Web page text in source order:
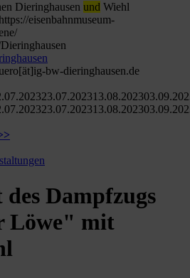
Dieringhausen und Wiehl
eisenbahnmuseum-
bw-dieringhausen.de
Dampfzugs
Löwe" mit